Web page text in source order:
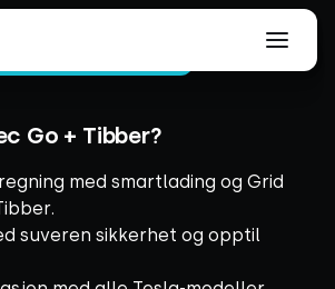
Go + Tibber?
med smartlading og Grid
suveren sikkerhet og opptil